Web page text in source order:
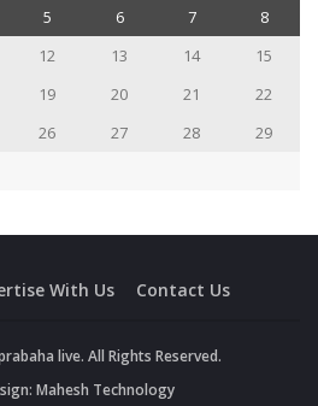
5 6 7
8
12 13 14
15
19 20 21
22
26 27 28
29
With Us Contact Us
live. All Rights Reserved.
Mahesh Technology